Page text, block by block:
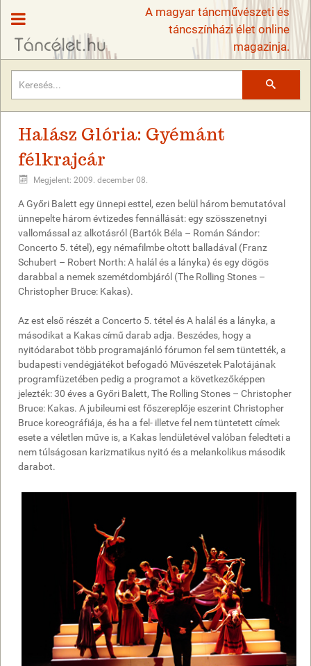
A magyar táncművészeti és
táncszínházi élet online
magazinja.
Halász Glória: Gyémánt
félkrajcár
Megjelent: 2009. december 08.
A Győri Balett egy ünnepi esttel, ezen belül három bemutatóval
ünnepelte három évtizedes fennállását: egy szösszenetnyi
vallomással az alkotásról (Bartók Béla – Román Sándor:
Concerto 5. tétel), egy némafilmbe oltott balladával (Franz
Schubert – Robert North: A halál és a lányka) és egy dögös
darabbal a nemek szemétdombjáról (The Rolling Stones –
Christopher Bruce: Kakas).
Az est első részét a Concerto 5. tétel és A halál és a lányka, a
másodikat a Kakas című darab adja. Beszédes, hogy a
nyitódarabot több programajánló fórumon fel sem tüntették, a
budapesti vendégjátékot befogadó Művészetek Palotájának
programfüzetében pedig a programot a következőképpen
jelezték: 30 éves a Győri Balett, The Rolling Stones – Christopher
Bruce: Kakas. A jubileumi est főszereplője eszerint Christopher
Bruce koreográfiája, és ha a fel- illetve fel nem tüntetett címek
esete a véletlen műve is, a Kakas lendületével valóban feledteti a
nem túlságosan karizmatikus nyitó és a melankolikus második
darabot.